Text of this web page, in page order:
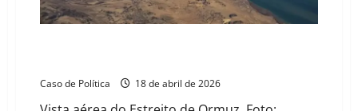
Caso de Política 18 de abril de 2026